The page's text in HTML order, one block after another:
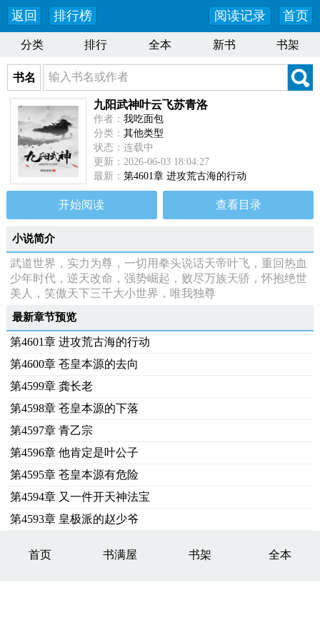
返回 排行榜 首页
阅读记录
分类 排行 全本 新书 书架
书名
九阳武神叶云飞苏青洛
作者： 我吃面包
分类： 其他类型
状态：连载中
更新：2026-06-03 18:04:27
最新： 第4601章 进攻荒古海的行动
开始阅读 查看目录
小说简介
武道世界，实力为尊，一切用拳头说话天帝叶飞，重回热血
少年时代，逆天改命，强势崛起，败尽万族天骄，怀抱绝世
美人，笑傲天下三千大小世界，唯我独尊
最新章节预览
第4601章 进攻荒古海的行动
第4600章 苍皇本源的去向
第4599章 龚长老
第4598章 苍皇本源的下落
第4597章 青乙宗
第4596章 他肯定是叶公子
第4595章 苍皇本源有危险
第4594章 又一件开天神法宝
第4593章 皇极派的赵少爷
首页 书满屋 书架 全本